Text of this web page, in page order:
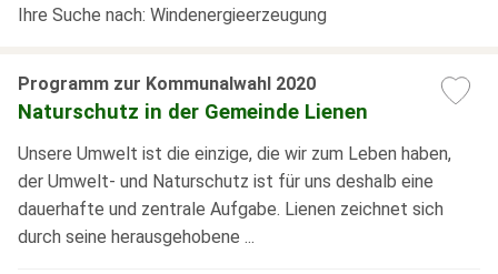
Ihre Suche nach: Windenergieerzeugung
Programm zur Kommunalwahl 2020
Naturschutz in der Gemeinde Lienen
Unsere Umwelt ist die einzige, die wir zum Leben haben,
der Umwelt- und Naturschutz ist für uns deshalb eine
dauerhafte und zentrale Aufgabe. Lienen zeichnet sich
durch seine herausgehobene ...